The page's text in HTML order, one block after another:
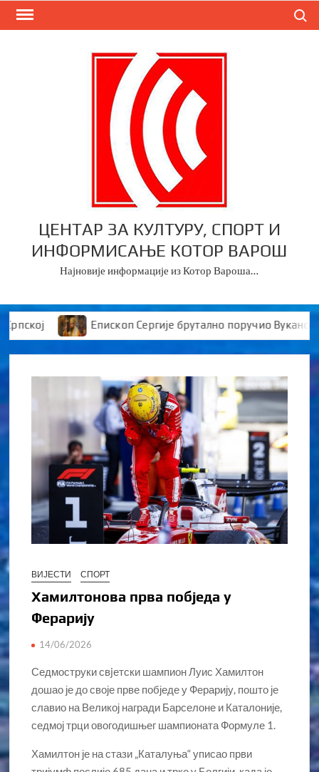
Skip
ЦЕНТАР ЗА КУЛТУРУ, СПОРТ И
ИНФОРМИСАЊЕ КОТОР ВАРОШ
Најновије информације из Котор Вароша…
Епископ Сергије брутално поручио
ВИЈЕСТИ СПОРТ
Хамилтонова прва побjеда у
Ферарију
14/06/2026
Седмоструки свjетски шампион Луис Хамилтон
дошао је до своје прве побједе у Ферарију, пошто је
славио на Великој награди Барселоне и Каталоније,
седмој трци овогодишњег шампионата Формуле 1.
Хамилтон је на стази „Каталуња“ уписао први